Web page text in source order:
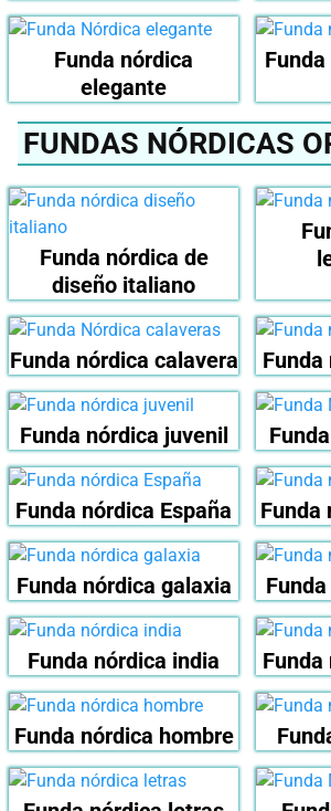
Funda nórdica
elegante
FUNDAS NÓRDICAS
Funda nórdica de
diseño italiano
Funda nórdica calavera
Funda nórdica juvenil
Funda nórdica España Funda
Funda nórdica galaxia
Funda nórdica india Funda
Funda nórdica hombre